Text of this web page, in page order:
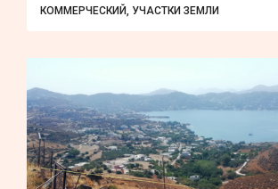
КОММЕРЧЕСКИЙ, УЧАСТКИ ЗЕМЛИ